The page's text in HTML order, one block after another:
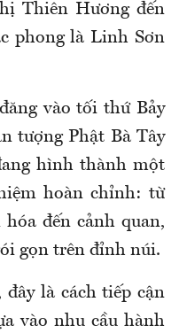
Thiên Hương đến
phong là Linh Sơn
vào tối thứ Bảy
tượng Phật Bà Tây
hình thành một
hoàn chỉnh: từ
đến cảnh quan,
gọn trên đỉnh núi.
là cách tiếp cận
vào nhu cầu hành